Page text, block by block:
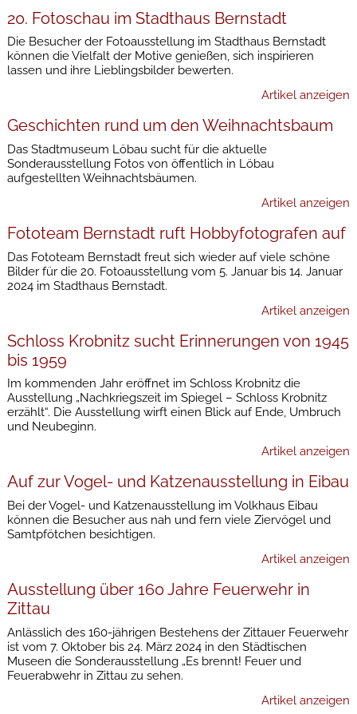
20. Fotoschau im Stadthaus Bernstadt
Die Besucher der Fotoausstellung im Stadthaus Bernstadt
können die Vielfalt der Motive genießen, sich inspirieren
lassen und ihre Lieblingsbilder bewerten.
Artikel anzeigen
Geschichten rund um den Weihnachtsbaum
Das Stadtmuseum Löbau sucht für die aktuelle
Sonderausstellung Fotos von öffentlich in Löbau
aufgestellten Weihnachtsbäumen.
Artikel anzeigen
Fototeam Bernstadt ruft Hobbyfotografen auf
Das Fototeam Bernstadt freut sich wieder auf viele schöne
Bilder für die 20. Fotoausstellung vom 5. Januar bis 14. Januar
2024 im Stadthaus Bernstadt.
Artikel anzeigen
Schloss Krobnitz sucht Erinnerungen von 1945
bis 1959
Im kommenden Jahr eröffnet im Schloss Krobnitz die
Ausstellung „Nachkriegszeit im Spiegel – Schloss Krobnitz
erzählt“. Die Ausstellung wirft einen Blick auf Ende, Umbruch
und Neubeginn.
Artikel anzeigen
Auf zur Vogel- und Katzenausstellung in Eibau
Bei der Vogel- und Katzenausstellung im Volkhaus Eibau
können die Besucher aus nah und fern viele Ziervögel und
Samtpfötchen besichtigen.
Artikel anzeigen
Ausstellung über 160 Jahre Feuerwehr in
Zittau
Anlässlich des 160-jährigen Bestehens der Zittauer Feuerwehr
ist vom 7. Oktober bis 24. März 2024 in den Städtischen
Museen die Sonderausstellung „Es brennt! Feuer und
Feuerabwehr in Zittau zu sehen.
Artikel anzeigen